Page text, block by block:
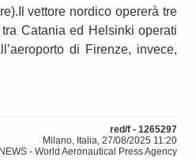
vettore nordico opererà tre
Catania ed Helsinki operati
di Firenze, invece,
red/f - 1265297
Milano, Italia, 27/08/2025 11:20
- World Aeronautical Press Agency